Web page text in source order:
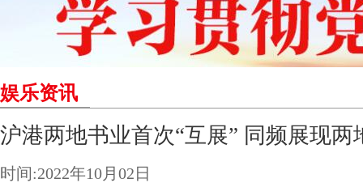
娱乐资讯
沪港两地书业首次“互展” 同频展现两
时间:2022年10月02日